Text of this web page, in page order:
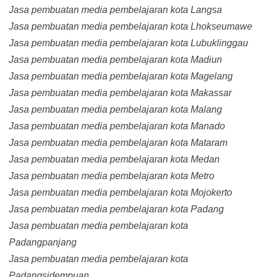
Jasa pembuatan media pembelajaran kota Langsa
Jasa pembuatan media pembelajaran kota Lhokseumawe
Jasa pembuatan media pembelajaran kota Lubuklinggau
Jasa pembuatan media pembelajaran kota Madiun
Jasa pembuatan media pembelajaran kota Magelang
Jasa pembuatan media pembelajaran kota Makassar
Jasa pembuatan media pembelajaran kota Malang
Jasa pembuatan media pembelajaran kota Manado
Jasa pembuatan media pembelajaran kota Mataram
Jasa pembuatan media pembelajaran kota Medan
Jasa pembuatan media pembelajaran kota Metro
Jasa pembuatan media pembelajaran kota Mojokerto
Jasa pembuatan media pembelajaran kota Padang
Jasa pembuatan media pembelajaran kota
Padangpanjang
Jasa pembuatan media pembelajaran kota